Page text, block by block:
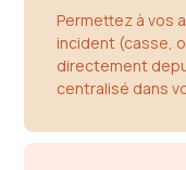
Permettez à vos
incident (casse,
directement
centralisé dans